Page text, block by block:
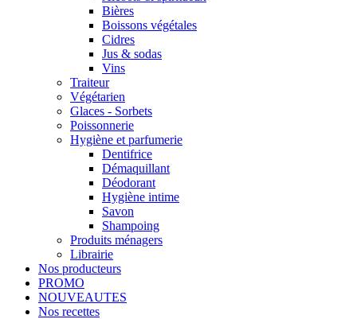
Bières
Boissons végétales
Cidres
Jus & sodas
Vins
Traiteur
Végétarien
Glaces - Sorbets
Poissonnerie
Hygiène et parfumerie
Dentifrice
Démaquillant
Déodorant
Hygiène intime
Savon
Shampoing
Produits ménagers
Librairie
Nos producteurs
PROMO
NOUVEAUTES
Nos recettes